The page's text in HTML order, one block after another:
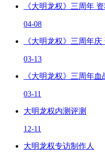
《大明龙权》三周年
04-08
《大明龙权》三周年
03-13
《大明龙权》三周年
03-11
大明龙权内测评测
12-11
大明龙权专访制作人